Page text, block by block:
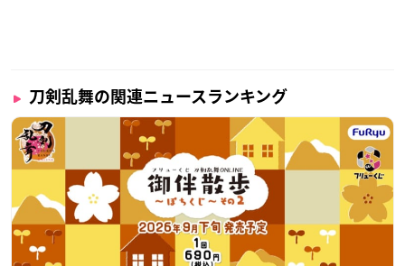
刀剣乱舞の関連ニュースランキング